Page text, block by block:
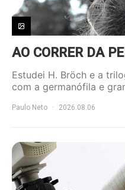
AO CORRER DA
Estudei H. Bröch e a
com a germanófila e
Paulo Neto 2026.08.06